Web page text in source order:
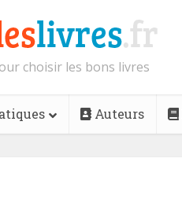
choisir les bons livres
Auteurs